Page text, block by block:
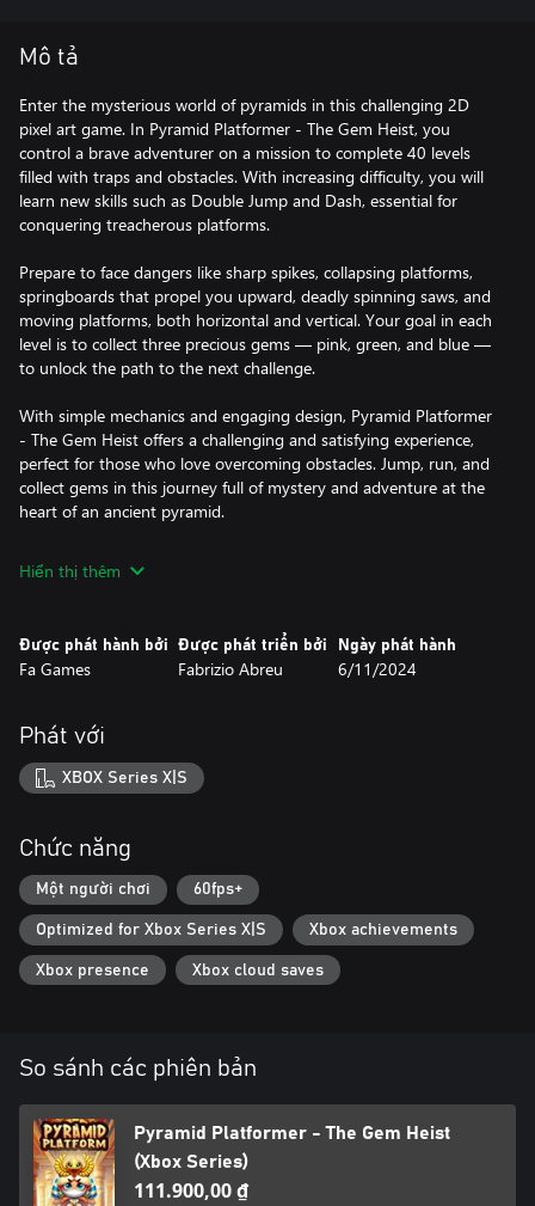
Mô tả
Enter the mysterious world of pyramids in this challenging 2D
pixel art game. In Pyramid Platformer - The Gem Heist, you
control a brave adventurer on a mission to complete 40 levels
filled with traps and obstacles. With increasing difficulty, you will
learn new skills such as Double Jump and Dash, essential for
conquering treacherous platforms.
Prepare to face dangers like sharp spikes, collapsing platforms,
springboards that propel you upward, deadly spinning saws, and
moving platforms, both horizontal and vertical. Your goal in each
level is to collect three precious gems — pink, green, and blue —
to unlock the path to the next challenge.
With simple mechanics and engaging design, Pyramid Platformer
- The Gem Heist offers a challenging and satisfying experience,
perfect for those who love overcoming obstacles. Jump, run, and
collect gems in this journey full of mystery and adventure at the
heart of an ancient pyramid.
Hiển thị thêm
Được phát hành bởi
Fa Games
Được phát triển bởi
Fabrizio Abreu
Ngày phát hành
6/11/2024
Phát với
XBOX Series X|S
Chức năng
Một người chơi 60fps+
Optimized for Xbox Series X|S Xbox achievements
Xbox presence Xbox cloud saves
So sánh các phiên bản
Pyramid Platformer - The Gem Heist
(Xbox Series)
111.900,00 ₫